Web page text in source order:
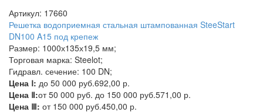
Артикул: 17660
Решетка водоприемная стальная штампованная SteeStart
DN100 A15 под крепеж
Размер: 1000х135х19,5 мм;
Торговая марка: Steelot;
Гидравл. сечение: 100 DN;
Цена Ⅰ: до 50 000 руб.692,00 р.
Цена Ⅱ:от 50 000 руб. до 150 000 руб.571,00 р.
Цена Ⅲ: от 150 000 руб.450,00 р.